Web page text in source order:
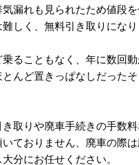
漏れも見られたため値段
難しく、無料引き取りになり
ることもなく、年に数回
んど置きっぱなしだった
き取りや廃車手続きの手数
いておりません、廃車の際
分にお任せください。